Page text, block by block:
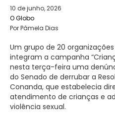
10 de junho, 2026
O Globo
Por Pâmela Dias
Um grupo de 20
integram a campanha
nesta terça-feira uma
do Senado de derrubar a
Conanda, que estabelecia
atendimento de crianças e
violência sexual.